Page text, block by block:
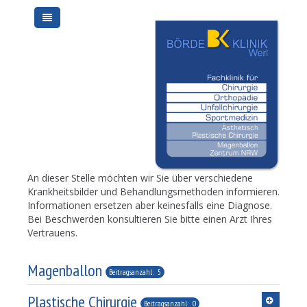
An dieser Stelle möchten wir Sie über verschiedene
Krankheitsbilder und Behandlungsmethoden informieren.
Informationen ersetzen aber keinesfalls eine Diagnose.
Bei Beschwerden konsultieren Sie bitte einen Arzt Ihres
Vertrauens.
Magenballon Beitragsanzahl: 5
Plastische Chirurgie Beitragsanzahl: 0